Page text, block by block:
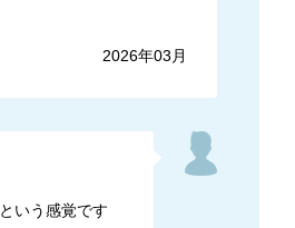
2026年03月
いう感覚です